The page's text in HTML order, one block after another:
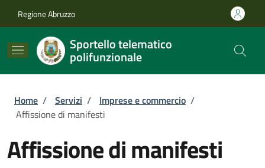
Regione Abruzzo
Sportello telematico
polifunzionale
Briciole di pane
Home / Servizi / Imprese e commercio /
Affissione di manifesti
Affissione di manifesti